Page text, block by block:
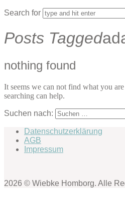
Search for
Posts Tagged
nothing found
It seems we can not find what you
searching can help.
Suchen nach:
Datenschutzerklärung
AGB
Impressum
2026 © Wiebke Homborg. Alle